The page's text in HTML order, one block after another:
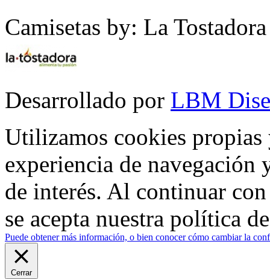
Camisetas by: La Tostadora
Desarrollado por LBM
Utilizamos cookies propias
experiencia de
de interés. Al continuar
se acepta nuestra política
Puede obtener más información, o bien conocer cómo cambiar la
Cerrar